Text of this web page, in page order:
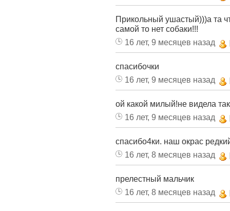
Прикольный ушастый)))а та
самой то нет собаки!!!
16 лет, 9 месяцев назад
спасибочки
16 лет, 9 месяцев назад
ой какой милый!не видела
16 лет, 9 месяцев назад
спасибо4ки. наш окрас
16 лет, 8 месяцев назад
прелестный мальчик
16 лет, 8 месяцев назад